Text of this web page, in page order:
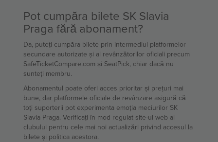
Pot cumpăra bilete SK Slavia
Praga fără abonament?
Da, puteți cumpăra bilete prin intermediul platformelor
secundare autorizate și al revânzătorilor oficiali precum
SafeTicketCompare.com și SeatPick, chiar dacă nu
sunteți membru.
Abonamentul poate oferi acces prioritar și prețuri mai
bune, dar platformele oficiale de revânzare asigură că
toți suporterii pot experimenta emoția meciurilor SK
Slavia Praga. Verificați în mod regulat site-ul web al
clubului pentru cele mai noi actualizări privind accesul la
bilete și politica acestora.